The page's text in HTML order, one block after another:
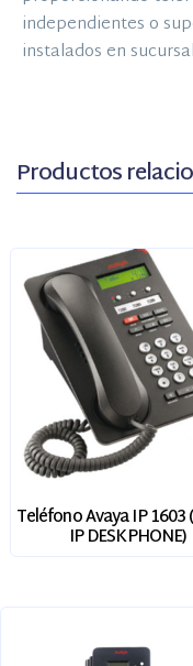
independientes o
instalados en
Productos
Teléfono Avaya IP 1603
IP DESKPHONE)